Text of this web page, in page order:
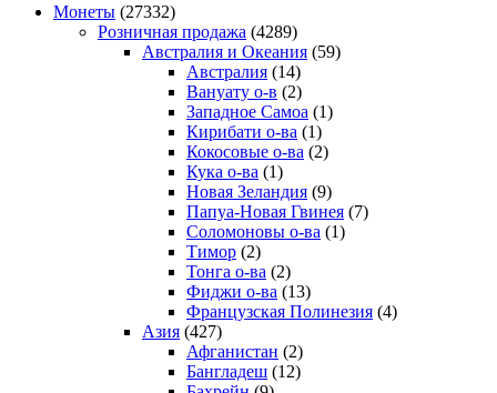
Монеты (27332)
Розничная продажа (4289)
Австралия и Океания (59)
Австралия (14)
Вануату о-в (2)
Западное Самоа (1)
Кирибати о-ва (1)
Кокосовые о-ва (2)
Кука о-ва (1)
Новая Зеландия (9)
Папуа-Новая Гвинея (7)
Соломоновы о-ва (1)
Тимор (2)
Тонга о-ва (2)
Фиджи о-ва (13)
Французская Полинезия (4)
Азия (427)
Афганистан (2)
Бангладеш (12)